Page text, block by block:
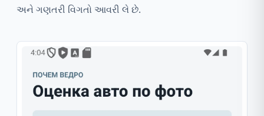
અને ગણતરી વિગતો આવરી લે છે.